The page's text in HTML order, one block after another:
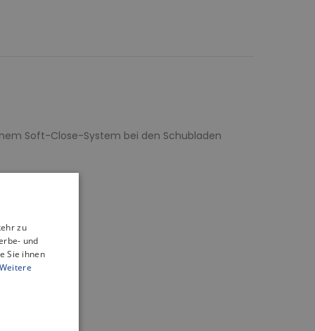
Soft-Close-System bei den Schubladen
zu
und
Sie ihnen
Weitere